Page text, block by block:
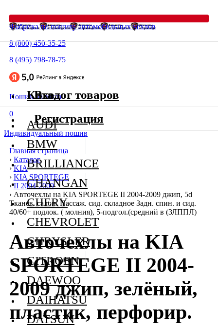
Фабрика по пошиву автомобильных чехлов
8 (800) 450-35-25
8 (495) 798-78-75
Пошив на заказ
0
Индивидуальный пошив
Главная страница
› Каталог
› KIA
› KIA SPORTEGE
› II 2004-2009
› Авточехлы на KIA SPORTEGE II 2004-2009 джип, 5d
Тканев. салон. Пассаж. сид. складное Задн. спин. и сид.
40/60+ подлок. ( молния), 5-подгол.(средний в (ЗЛППЛ)
Авточехлы на KIA
SPORTEGE II 2004-
2009 джип, зелёный,
пластик, перфорир.
Каталог товаров
AUDI
BMW
BRILLIANCE
CHANGAN
CHERY
CHEVROLET
CHRYSLER
CITROEN
DAEWOO
DAIHATSU
DATSUN
Вход
Регистрация